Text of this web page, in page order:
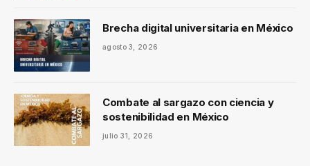
Brecha digital universitaria en México
agosto 3, 2026
Combate al sargazo con ciencia y
sostenibilidad en México
julio 31, 2026